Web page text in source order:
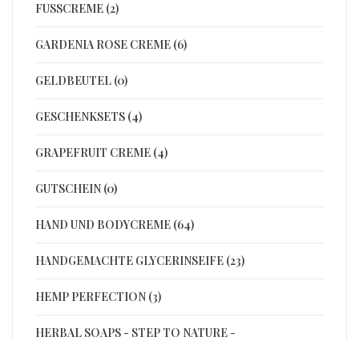
FUSSCREME (2)
GARDENIA ROSE CREME (6)
GELDBEUTEL (0)
GESCHENKSETS (4)
GRAPEFRUIT CREME (4)
GUTSCHEIN (0)
HAND UND BODYCREME (64)
HANDGEMACHTE GLYCERINSEIFE (23)
HEMP PERFECTION (3)
HERBAL SOAPS - STEP TO NATURE -